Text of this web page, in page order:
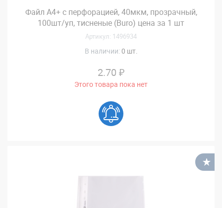
Файл А4+ с перфорацией, 40мкм, прозрачный,
100шт/уп, тисненые (Buro) цена за 1 шт
Артикул: 1496934
В наличии: 0 шт.
2.70 ₽
Этого товара пока нет